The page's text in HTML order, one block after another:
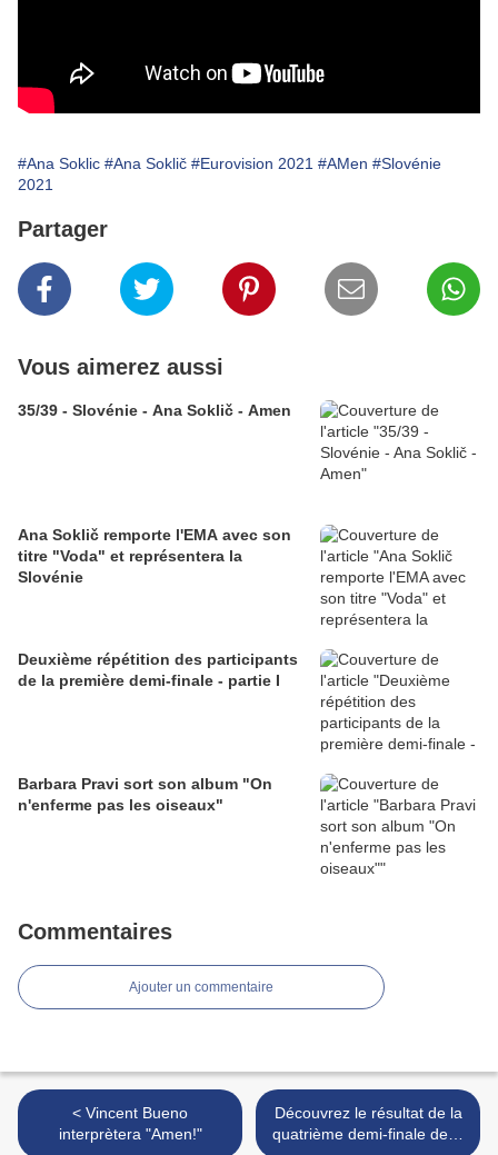
#Ana Soklic #Ana Soklič #Eurovision 2021 #AMen #Slovénie
2021
Partager
Vous aimerez aussi
35/39 - Slovénie - Ana Soklič - Amen
Ana Soklič remporte l'EMA avec son
titre "Voda" et représentera la
Slovénie
Deuxième répétition des participants
de la première demi-finale - partie I
Barbara Pravi sort son album "On
n'enferme pas les oiseaux"
Commentaires
Ajouter un commentaire
< Vincent Bueno
interprètera "Amen!"
Découvrez le résultat de la
quatrième demi-finale de la